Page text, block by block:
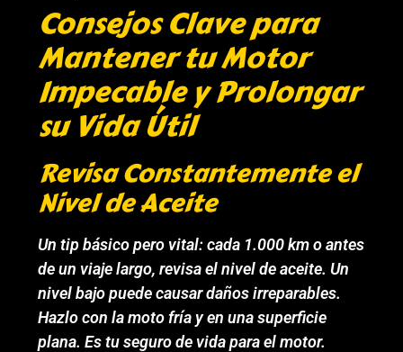
Consejos Clave para
Mantener tu Motor
Impecable y Prolongar
su Vida Útil
Revisa Constantemente el
Nivel de Aceite
Un tip básico pero vital: cada 1.000 km o antes
de un viaje largo, revisa el nivel de aceite. Un
nivel bajo puede causar daños irreparables.
Hazlo con la moto fría y en una superficie
plana. Es tu seguro de vida para el motor.